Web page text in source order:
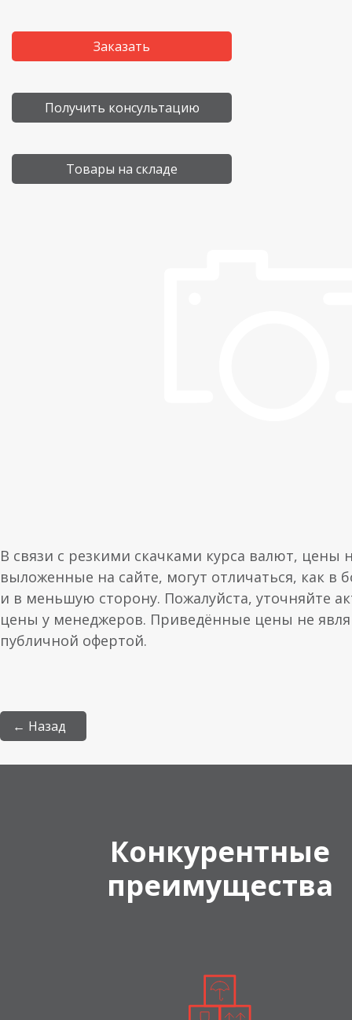
Заказать
Получить консультацию
Товары на складе
В связи с резкими скачками курса валют, цены
выложенные на сайте, могут отличаться, как в
и в меньшую сторону. Пожалуйста, уточняйте
цены у менеджеров. Приведённые цены не
публичной офертой.
← Назад
Конкурентные
преимущества